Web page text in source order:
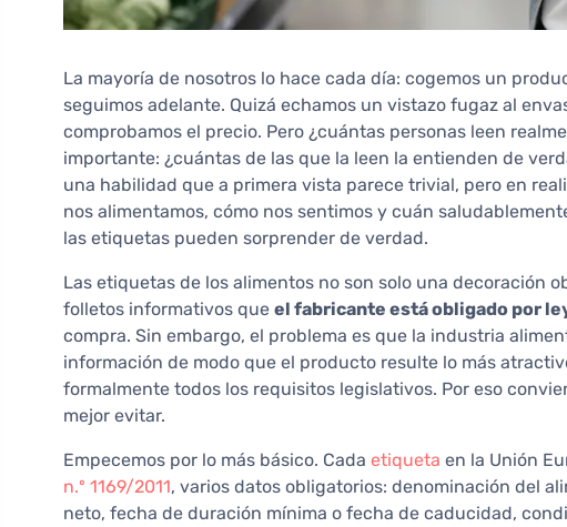
La mayoría de nosotros lo hace cada día: cogemos un
seguimos adelante. Quizá echamos un vistazo fugaz al
comprobamos el precio. Pero ¿cuántas personas leen
importante: ¿cuántas de las que la leen la entienden de
una habilidad que a primera vista parece trivial, pero en
nos alimentamos, cómo nos sentimos y cuán
las etiquetas pueden sorprender de verdad.
Las etiquetas de los alimentos no son solo una decoración
folletos informativos que el fabricante está obligado por
compra. Sin embargo, el problema es que la industria
información de modo que el producto resulte lo más
formalmente todos los requisitos legislativos. Por eso
mejor evitar.
Empecemos por lo más básico. Cada etiqueta en la Unión
n.º 1169/2011, varios datos obligatorios: denominación del
neto, fecha de duración mínima o fecha de caducidad,